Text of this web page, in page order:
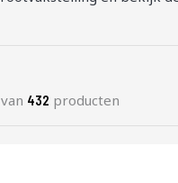
van 432 producten